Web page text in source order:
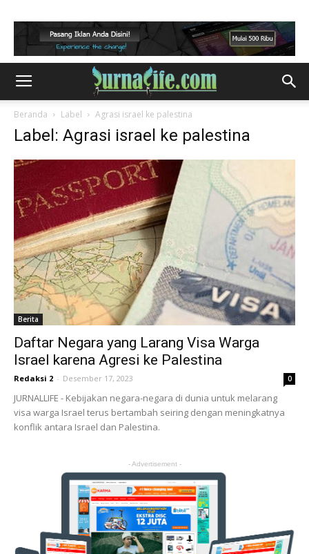
Beranda Label Agrasi israel ke palestina
Label: Agrasi israel ke palestina
Berita
Daftar Negara yang Larang Visa Warga
Israel karena Agresi ke Palestina
Redaksi 2 - Desember 17, 2023 0
JURNALLIFE - Kebijakan negara-negara di dunia untuk melarang
visa warga Israel terus bertambah seiring dengan meningkatnya
konflik antara Israel dan Palestina.
- Advertisement -